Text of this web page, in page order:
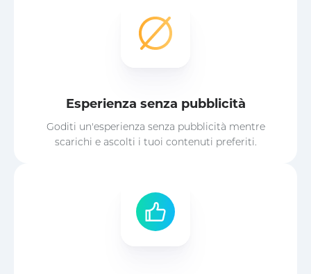
Esperienza senza pubblicità
Goditi un'esperienza senza pubblicità mentre
scarichi e ascolti i tuoi contenuti preferiti.